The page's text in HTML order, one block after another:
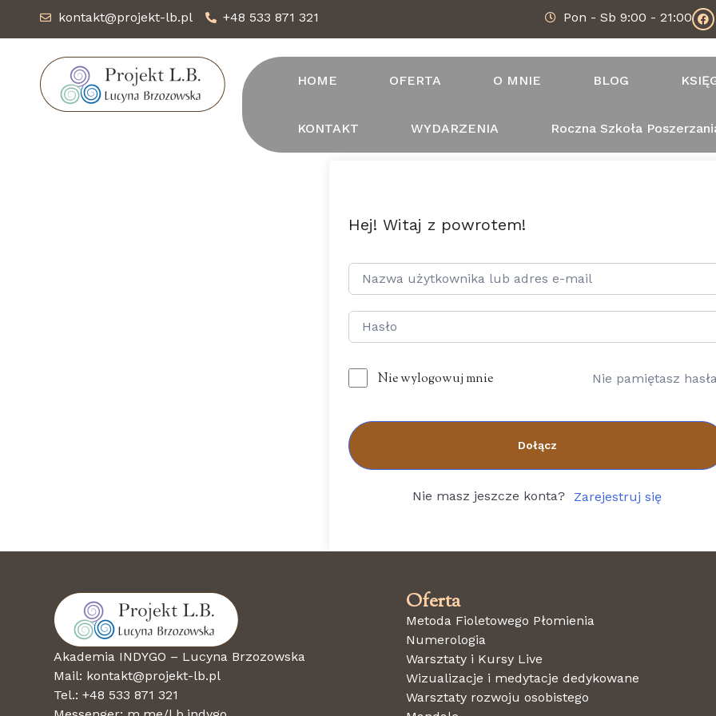
kontakt@projekt-lb.pl +48 533 871 321 Pon - Sb 9:00 - 21:00
HOME OFERTA O MNIE BLOG
KONTAKT WYDARZENIA Roczna Szkoła
Hej! Witaj z powrotem!
Nie wylogowuj mnie Nie pamiętasz
Dołącz
Nie masz jeszcze konta? Zarejestruj się
Akademia INDYGO – Lucyna Brzozowska
Mail: kontakt@projekt-lb.pl
Tel.: +48 533 871 321
Oferta
Metoda Fioletowego Płomienia
Numerologia
Warsztaty i Kursy Live
Wizualizacje i medytacje dedykowane
Warsztaty rozwoju osobistego